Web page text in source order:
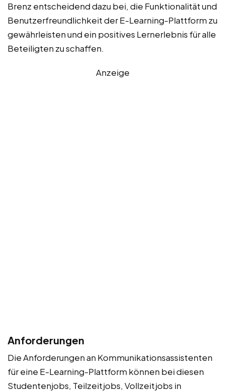
Brenz entscheidend dazu bei, die Funktionalität und
Benutzerfreundlichkeit der E-Learning-Plattform zu
gewährleisten und ein positives Lernerlebnis für alle
Beteiligten zu schaffen.
Anzeige
Anforderungen
Die Anforderungen an Kommunikationsassistenten
für eine E-Learning-Plattform können bei diesen
Studentenjobs, Teilzeitjobs, Vollzeitjobs in